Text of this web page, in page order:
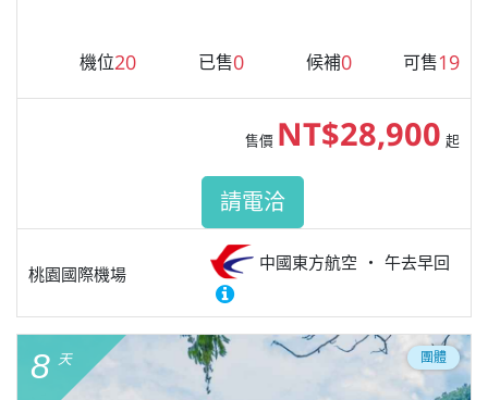
機位20 已售0 候補0 可售19
桃園國際機場
中國東方航空 午去早回
售價 NT$28,900 起
請電洽
8 天 團體